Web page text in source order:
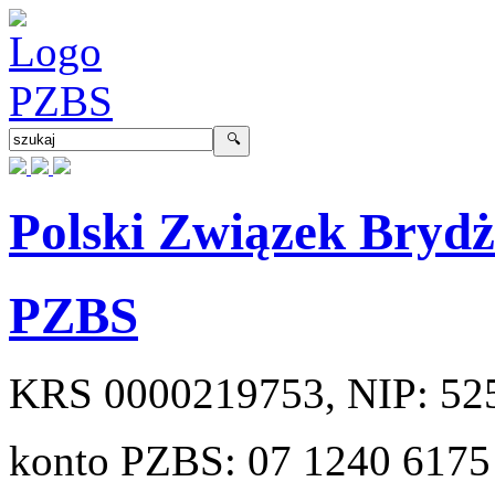
Polski Związek
PZBS
KRS 0000219753, NIP:
konto PZBS: 07 1240